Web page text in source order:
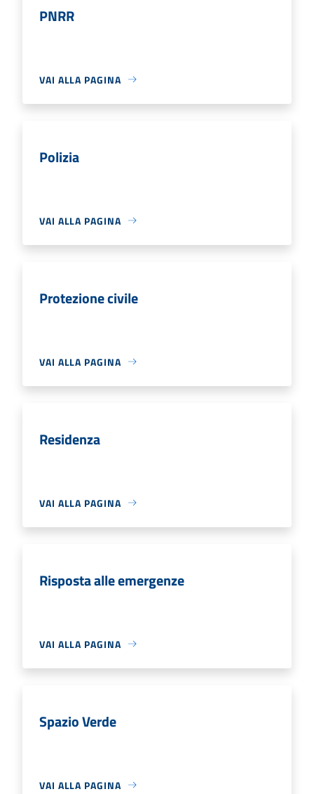
PNRR
VAI ALLA PAGINA
Polizia
VAI ALLA PAGINA
Protezione civile
VAI ALLA PAGINA
Residenza
VAI ALLA PAGINA
Risposta alle emergenze
VAI ALLA PAGINA
Spazio Verde
VAI ALLA PAGINA